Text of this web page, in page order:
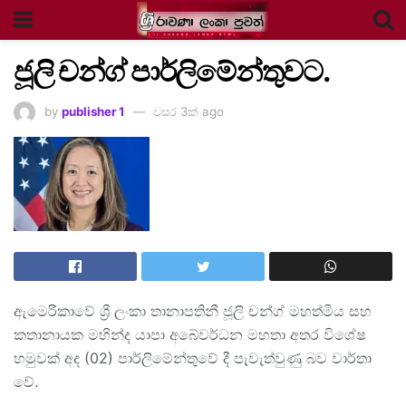
ජූලි චන්ග් පාර්ලිමේන්තුවට.
by publisher 1 වසර 3ක් ago
ඇමෙරිකාවේ ශ්‍රී ලංකා තානාපතිනී ජූලි චන්ග් මහත්මිය සහ
කතානායක මහින්ද යාපා අබේවර්ධන මහතා අතර විශේෂ
හමුවක් අද (02) පාර්ලිමේන්තුවේ දී පැවැත්වුණු බව වාර්තා
වේ.